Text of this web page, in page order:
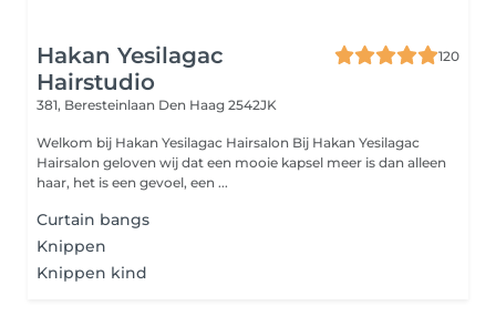
Hakan Yesilagac
Hairstudio
120
381, Beresteinlaan Den Haag 2542JK
Welkom bij Hakan Yesilagac Hairsalon Bij Hakan Yesilagac
Hairsalon geloven wij dat een mooie kapsel meer is dan alleen
haar, het is een gevoel, een ...
Curtain bangs
Knippen
Knippen kind